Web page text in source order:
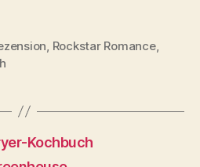
Rockstar Romance,
Kochbuch